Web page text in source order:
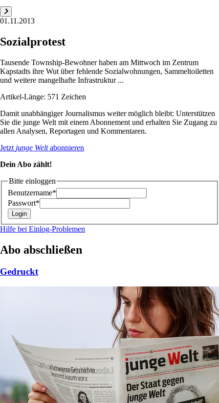
01.11.2013
Sozialprotest
Tausende Township-Bewohner haben am Mittwoch im Zentrum
Kapstadts ihre Wut über fehlende Sozialwohnungen, Sammeltoiletten
und weitere mangelhafte Infrastruktur ...
Artikel-Länge: 571 Zeichen
Damit unabhängiger Journalismus weiter möglich bleibt: Unterstützen
Sie die junge Welt mit einem Abonnement und erhalten Sie Zugang zu
allen Analysen, Reportagen und Kommentaren.
Jetzt junge Weltabonnieren
Dein Abo zählt!
Bitte einloggen
Benutzername*
Passwort*
Hilfe bei Einlog-Problemen
Abo abschließen
Gedruckt